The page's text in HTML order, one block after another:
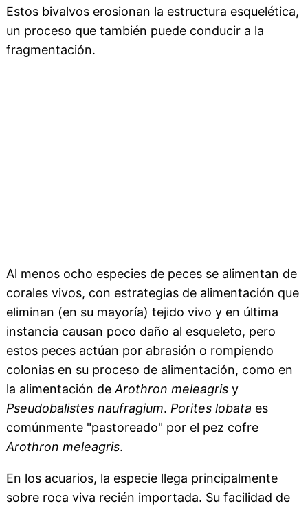
Estos bivalvos erosionan la estructura esquelética,
un proceso que también puede conducir a la
fragmentación.
Al menos ocho especies de peces se alimentan de
corales vivos, con estrategias de alimentación que
eliminan (en su mayoría) tejido vivo y en última
instancia causan poco daño al esqueleto, pero
estos peces actúan por abrasión o rompiendo
colonias en su proceso de alimentación, como en
la alimentación de Arothron meleagrisy
Pseudobalistes naufragium. Porites lobata es
comúnmente "pastoreado" por el pez cofre
Arothron meleagris.
En los acuarios, la especie llega principalmente
sobre roca viva recién importada. Su facilidad de